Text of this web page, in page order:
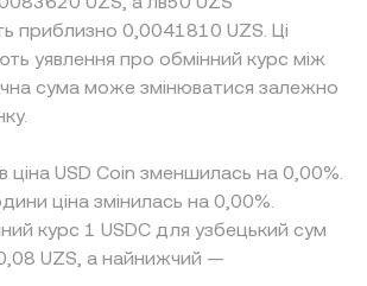
приблизно 0,0041810 UZS. Ці
уявлення про обмінний курс між
сума може змінюватися залежно
ціна USD Coin зменшилась на 0,00%.
ціна змінилась на 0,00%.
курс 1 USDC для узбецький сум
UZS, а найнижчий —